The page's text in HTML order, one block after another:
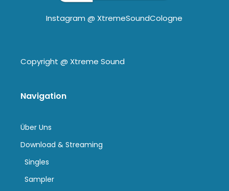
Instagram @ XtremeSoundCologne
Copyright @ Xtreme Sound
Navigation
Über Uns
Download & Streaming
Singles
Sampler